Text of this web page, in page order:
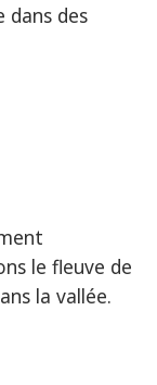
dans des
le fleuve de
la vallée.